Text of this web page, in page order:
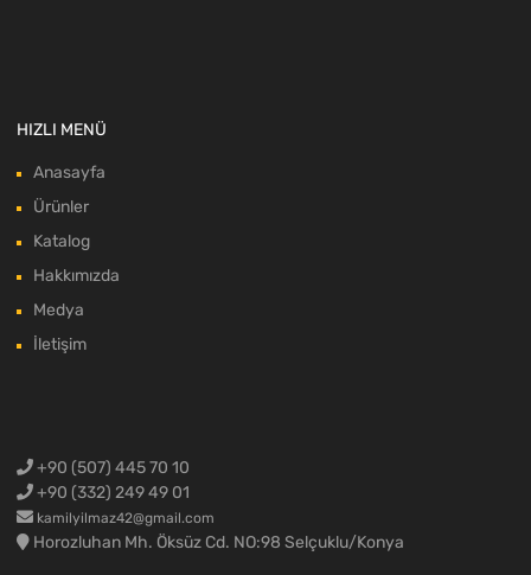
HIZLI MENÜ
Anasayfa
Ürünler
Katalog
Hakkımızda
Medya
İletişim
+90 (507) 445 70 10
+90 (332) 249 49 01
kamilyilmaz42@gmail.com
Horozluhan Mh. Öksüz Cd. NO:98 Selçuklu/Konya